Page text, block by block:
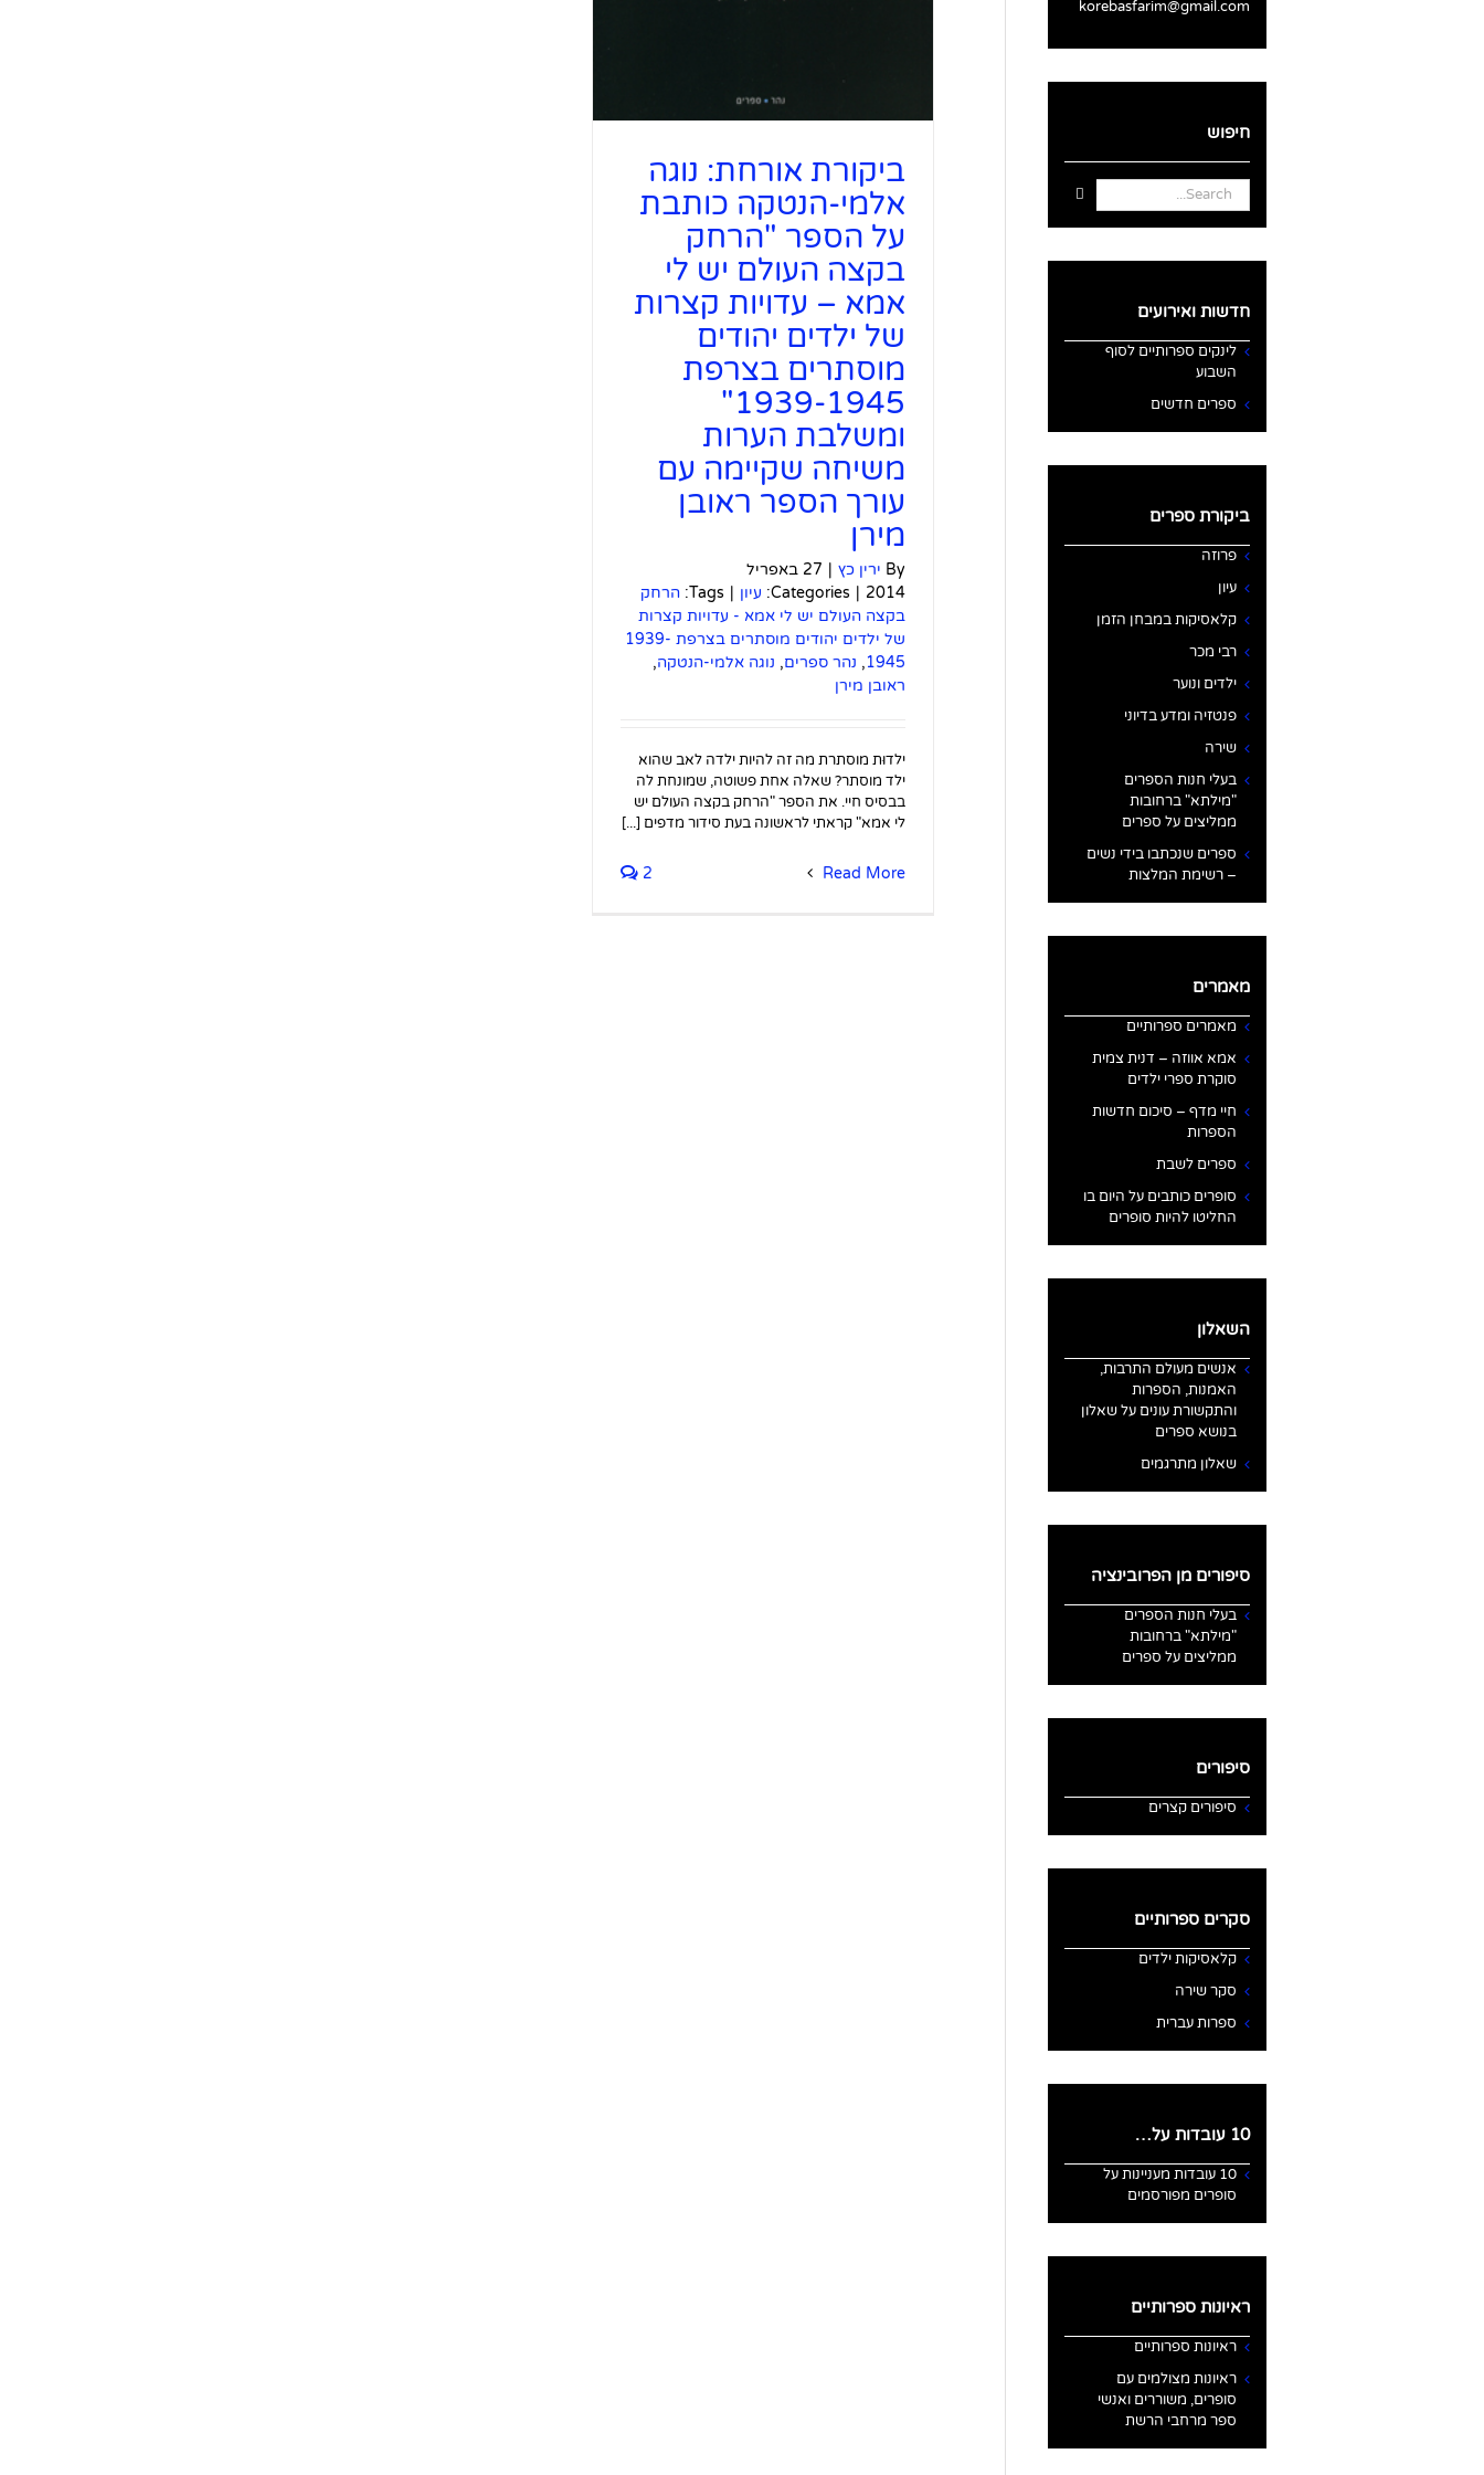
ביקורת אורחת: נוגה
אלמי-הנטקה כותבת
על הספר "הרחק
בקצה העולם יש לי
אמא – עדויות קצרות
של ילדים יהודים
מוסתרים בצרפת
1939-1945"
ומשלבת הערות
משיחה שקיימה עם
עורך הספר ראובן
מירן
By ירין כץ |
27 באפריל
2014
|
Categories: עיון |
Tags: הרחק
בקצה העולם יש לי אמא - עדויות קצרות
של ילדים יהודים מוסתרים בצרפת 1939-
1945
, נהר ספרים, נוגה אלמי-הנטקה,
ראובן מירן
ילדוּת מוסתרת מה זה להיות ילדה לאב שהוא
ילד מוסתר? שאלה אחת פשוטה, שמונחת לה
בבסיס חיי. את הספר "הרחק בקצה העולם יש
לי אמא" קראתי לראשונה בעת סידור מדפים [...]
Read More
2
korebasfarim@gmail.com
חיפוש
Search
for:
חדשות ואירועים
לינקים ספרותיים לסוף
השבוע
ספרים חדשים
ביקורת ספרים
פרוזה
עיון
קלאסיקות במבחן הזמן
רבי מכר
ילדים ונוער
פנטזיה ומדע בדיוני
שירה
בעלי חנות הספרים
"מילתא" ברחובות
ממליצים על ספרים
ספרים שנכתבו בידי נשים
– רשימת המלצות
מאמרים
מאמרים ספרותיים
אמא אווזה – דנית צמית
סוקרת ספרי ילדים
חיי מדף – סיכום חדשות
הספרות
ספרים לשבת
סופרים כותבים על היום בו
החליטו להיות סופרים
השאלון
אנשים מעולם התרבות,
האמנות, הספרות
והתקשורת עונים על שאלון
בנושא ספרים
שאלון מתרגמים
סיפורים מן הפרובינציה
בעלי חנות הספרים
"מילתא" ברחובות
ממליצים על ספרים
סיפורים
סיפורים קצרים
סקרים ספרותיים
קלאסיקות ילדים
סקר שירה
ספרות עברית
10 עובדות על…
10 עובדות מעניינות על
סופרים מפורסמים
ראיונות ספרותיים
ראיונות ספרותיים
ראיונות מצולמים עם
סופרים, משוררים ואנשי
ספר מרחבי הרשת